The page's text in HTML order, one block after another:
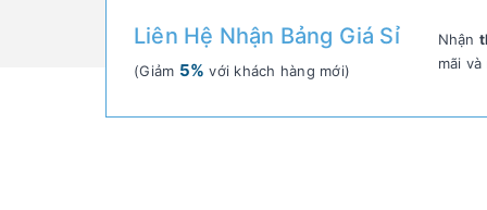
Liên Hệ Nhận Bảng Giá Sỉ
(Giảm 5% với khách hàng mới)
Nhận
mãi